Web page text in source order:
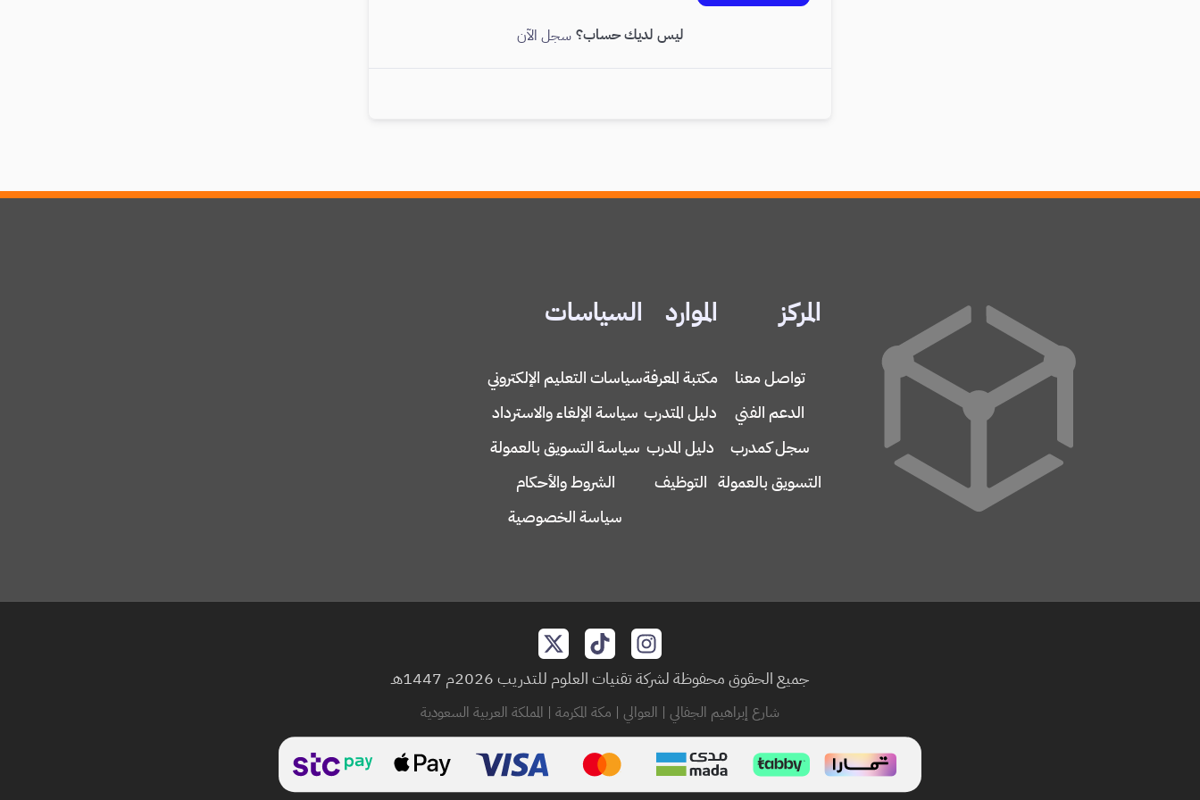
ليس لديك حساب؟ سجل الآن
المركز
تواصل معنا
الدعم الفني
سجل كمدرب
التسويق بالعمولة
الموارد
مكتبة المعرفة
دليل المتدرب
دليل المدرب
التوظيف
السياسات
سياسات التعليم الإلكتروني
سياسة الإلغاء والاسترداد
سياسة التسويق بالعمولة
الشروط والأحكام
سياسة الخصوصية
جميع الحقوق محفوظة لشركة تقنيات العلوم للتدريب 2026م 1447هـ
شارع إبراهيم الجفالي | العوالي | مكة المكرمة | المملكة العربية السعودية